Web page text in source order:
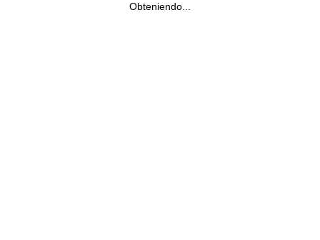
Obteniendo...